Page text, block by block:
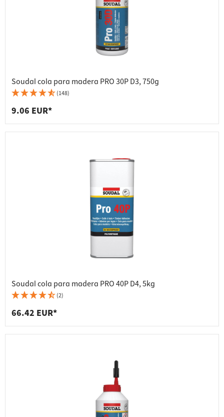
Soudal cola para madera PRO 30P D3, 750g
(148)
9.06 EUR*
Soudal cola para madera PRO 40P D4, 5kg
(2)
66.42 EUR*